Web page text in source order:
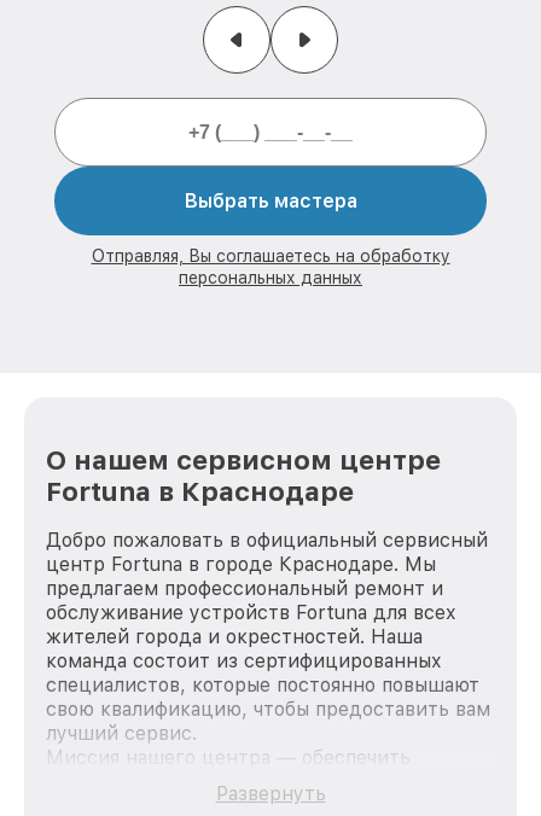
Выбрать мастера
Отправляя, Вы соглашаетесь на обработку
персональных данных
О нашем сервисном центре
Fortuna в Краснодаре
Добро пожаловать в официальный сервисный
центр Fortuna в городе Краснодаре. Мы
предлагаем профессиональный ремонт и
обслуживание устройств Fortuna для всех
жителей города и окрестностей. Наша
команда состоит из сертифицированных
специалистов, которые постоянно повышают
свою квалификацию, чтобы предоставить вам
лучший сервис.
Миссия нашего центра — обеспечить
качественный и доступный ремонт для
каждого пользователя продукции Fortuna, вне
Развернуть